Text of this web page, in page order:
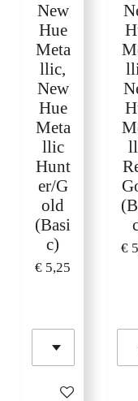
New
Hue
Meta
llic,
New
Hue
Meta
llic
Hunt
er/G
old
(Basi
c)
€ 5,25
In winkelwagen
€